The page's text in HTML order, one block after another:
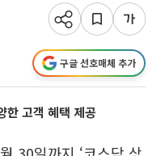
구글 선호매체 추가
한 고객 혜택 제공